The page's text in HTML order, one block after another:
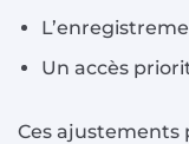
Un accès
Ces